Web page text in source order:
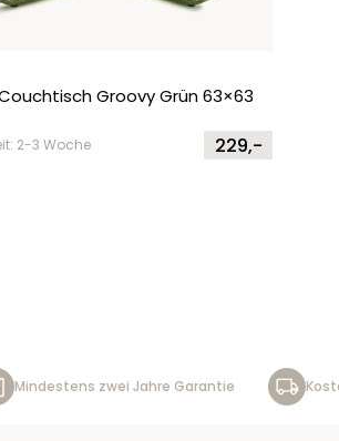
Groovy Grün 63×63
2-3 Woche 229,-
Mindestens zwei Jahre Garantie